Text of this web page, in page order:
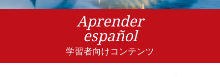
Aprender
español
学習者向けコンテンツ